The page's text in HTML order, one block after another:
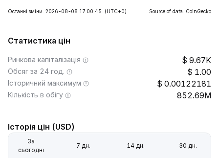
Останні зміни: 2026-08-08 17:00:45. (UTC+0) Source of data: CoinGecko
Статистика цін
Ринкова капіталізація 9.67K
Обсяг за 24 год. 1.00
Історичний максимум 0.00122181
Кількість в обігу 852.69M
Історія цін (USD)
За
сьогодні
7 дн. 14 дн. 30 дн.